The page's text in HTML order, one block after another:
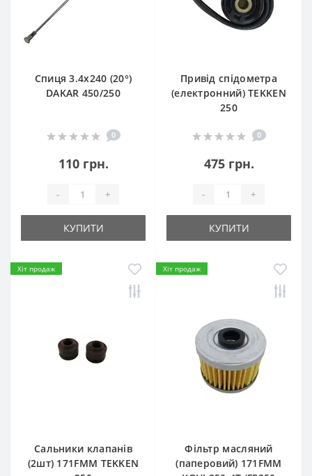
Спиця 3.4х240 (20°)
DAKAR 450/250
0
110 грн.
- +
КУПИТИ
Привід спідометра
(електронний) TEKKEN
250
0
475 грн.
- +
КУПИТИ
Хіт продаж
Сальники клапанів
(2шт) 171FMM TEKKEN
Хіт продаж
Фільтр масляний
(паперовий) 171FMM